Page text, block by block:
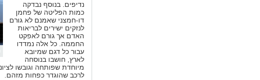
נדיפים. בנוסף נבדקה
כמות הפליטה של פחמן
דו-חמצני שאמנם לא גורם
לנזקים ישירים לבריאות
האדם אך גורם לאפקט
החממה. כל אלה נמדדו
עבור כל דגם שמיובא
לארץ, חושבו בנוסחה
מיוחדת שפותחה וגובשו
לרכב שהוגדר כפחות מזהם.